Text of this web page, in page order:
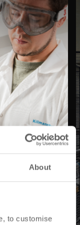
About
to customise